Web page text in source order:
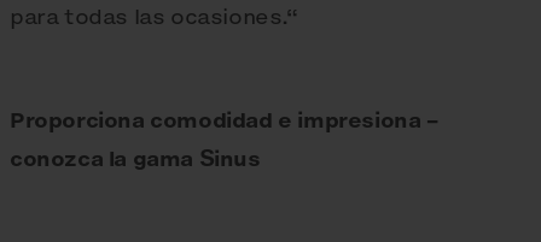
para todas las ocasiones.“
Proporciona comodidad e impresiona –
conozca la gama Sinus